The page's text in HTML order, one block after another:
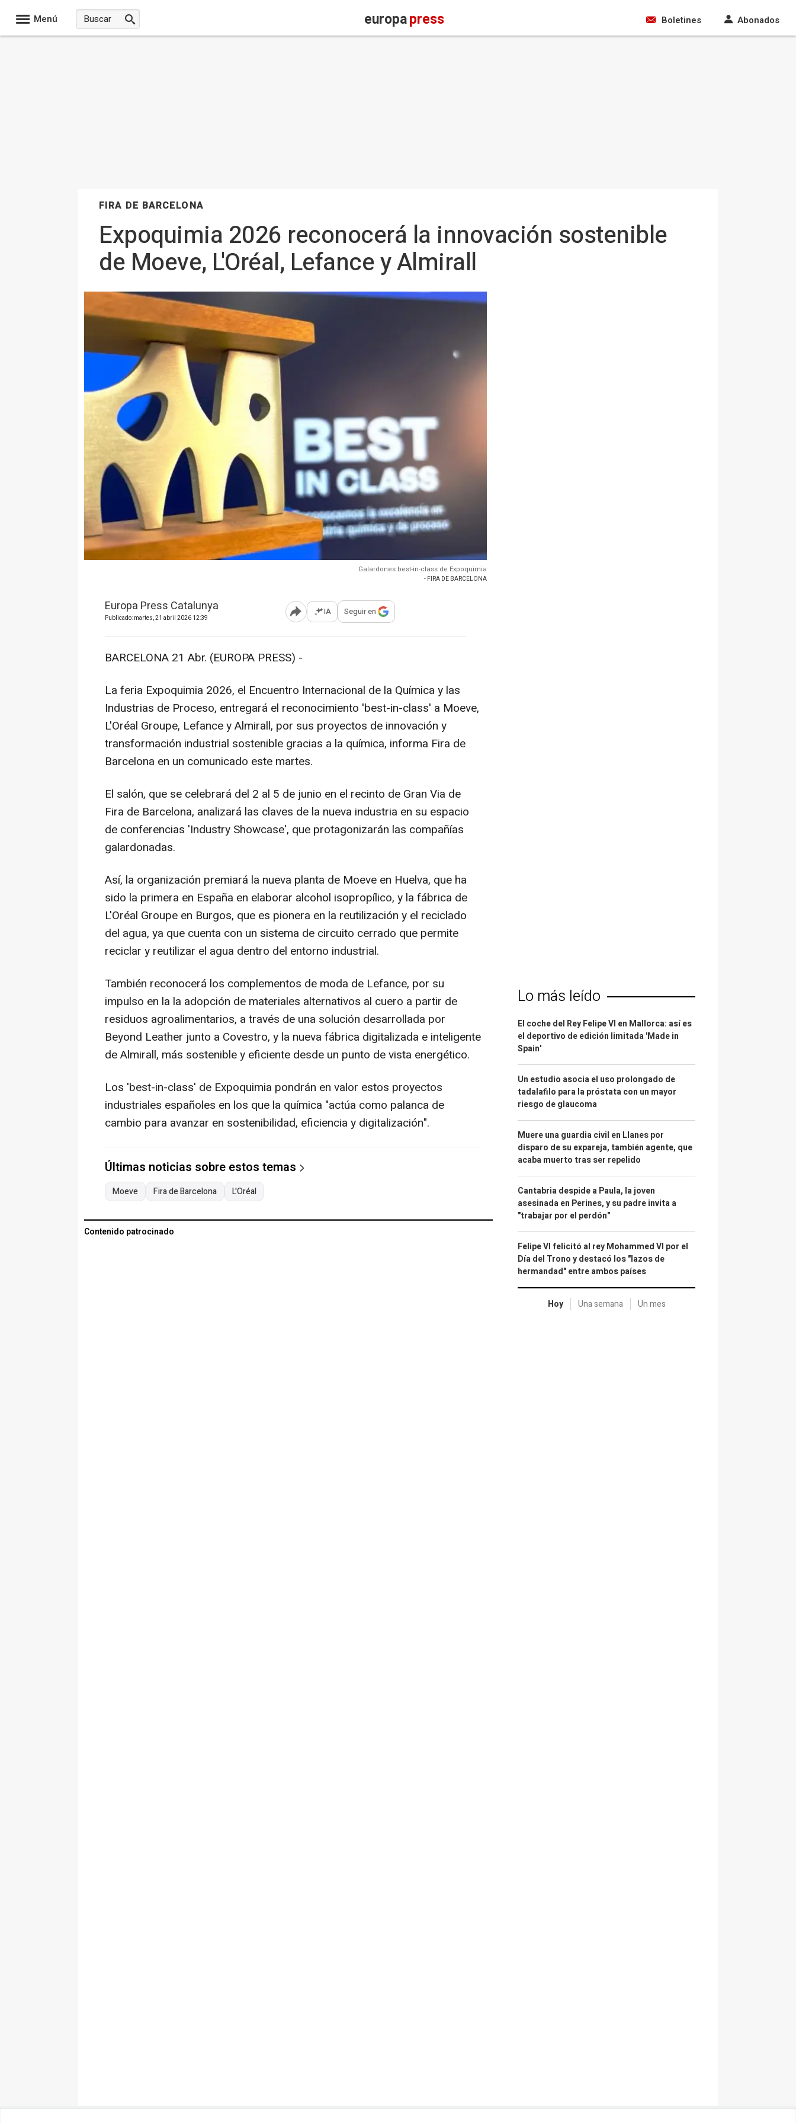
Menú europapress Boletines Abonados
FIRA DE BARCELONA
Expoquimia 2026 reconocerá la innovación sostenible
de Moeve, L'Oréal, Lefance y Almirall
Galardones best-in-class de Expoquimia
- FIRA DE BARCELONA
Europa Press Catalunya
Publicado: martes, 21 abril 2026 12:39 Abrir opciones para compartir
IA Seguir en
BARCELONA 21 Abr. (EUROPA PRESS) -
La feria Expoquimia 2026, el Encuentro Internacional de la Química y las
Industrias de Proceso, entregará el reconocimiento 'best-in-class' a Moeve,
L'Oréal Groupe, Lefance y Almirall, por sus proyectos de innovación y
transformación industrial sostenible gracias a la química, informa Fira de
Barcelona en un comunicado este martes.
El salón, que se celebrará del 2 al 5 de junio en el recinto de Gran Via de
Fira de Barcelona, analizará las claves de la nueva industria en su espacio
de conferencias 'Industry Showcase', que protagonizarán las compañías
galardonadas.
Así, la organización premiará la nueva planta de Moeve en Huelva, que ha
sido la primera en España en elaborar alcohol isopropílico, y la fábrica de
L'Oréal Groupe en Burgos, que es pionera en la reutilización y el reciclado
del agua, ya que cuenta con un sistema de circuito cerrado que permite
reciclar y reutilizar el agua dentro del entorno industrial.
También reconocerá los complementos de moda de Lefance, por su
impulso en la la adopción de materiales alternativos al cuero a partir de
residuos agroalimentarios, a través de una solución desarrollada por
Beyond Leather junto a Covestro, y la nueva fábrica digitalizada e inteligente
de Almirall, más sostenible y eficiente desde un punto de vista energético.
Los 'best-in-class' de Expoquimia pondrán en valor estos proyectos
industriales españoles en los que la química "actúa como palanca de
cambio para avanzar en sostenibilidad, eficiencia y digitalización".
Últimas noticias sobre estos temas
Moeve Fira de Barcelona L'Oréal
Contenido patrocinado
Lo más leído
El coche del Rey Felipe VI en Mallorca: así es
el deportivo de edición limitada 'Made in
Spain'
Un estudio asocia el uso prolongado de
tadalafilo para la próstata con un mayor
riesgo de glaucoma
Muere una guardia civil en Llanes por
disparo de su expareja, también agente, que
acaba muerto tras ser repelido
Cantabria despide a Paula, la joven
asesinada en Perines, y su padre invita a
"trabajar por el perdón"
Felipe VI felicitó al rey Mohammed VI por el
Día del Trono y destacó los "lazos de
hermandad" entre ambos países
Hoy Una semana Un mes